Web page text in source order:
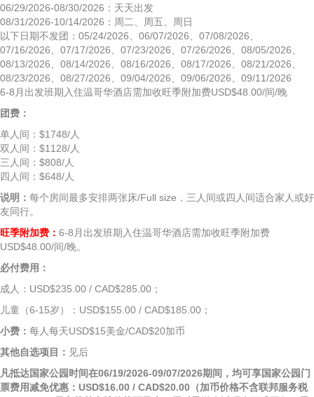
06/29/2026-08/30/2026：天天出发
08/31/2026-10/14/2026：周二、周五、周日
以下日期不发团：05/24/2026、06/07/2026、07/08/2026、
07/16/2026、07/17/2026、07/23/2026、07/26/2026、08/05/2026、
08/13/2026、08/14/2026、08/16/2026、08/17/2026、08/21/2026、
08/23/2026、08/27/2026、09/04/2026、09/06/2026、09/11/2026
6-8月出发班期入住温哥华酒店需加收旺季附加费USD$48.00/间/晚
团费：
单人间：$1748/人
双人间：$1128/人
三人间：$808/人
四人间：$648/人
说明： 每个房间最多安排两张床/Full size，三人间或四人间适合家人或好
友同行。
旺季附加费： 6-8月出发班期入住温哥华酒店需加收旺季附加费
USD$48.00/间/晚。
必付费用：
成人：USD$235.00 / CAD$285.00；
儿童（6-15岁）：USD$155.00 / CAD$185.00；
小费： 每人每天USD$15美金/CAD$20加币
其他自选项目： 见后
凡抵达国家公园时间在06/19/2026-09/07/2026期间，均可享国家公园门
票费用减免优惠：USD$16.00 / CAD$20.00（加币价格不含联邦服务税